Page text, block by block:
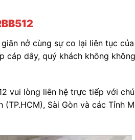
nở cùng sự co lại liên tục
cáp dây, quý khách không
vui lòng liên hệ trực tiếp với
Sài Gòn và các Tỉnh